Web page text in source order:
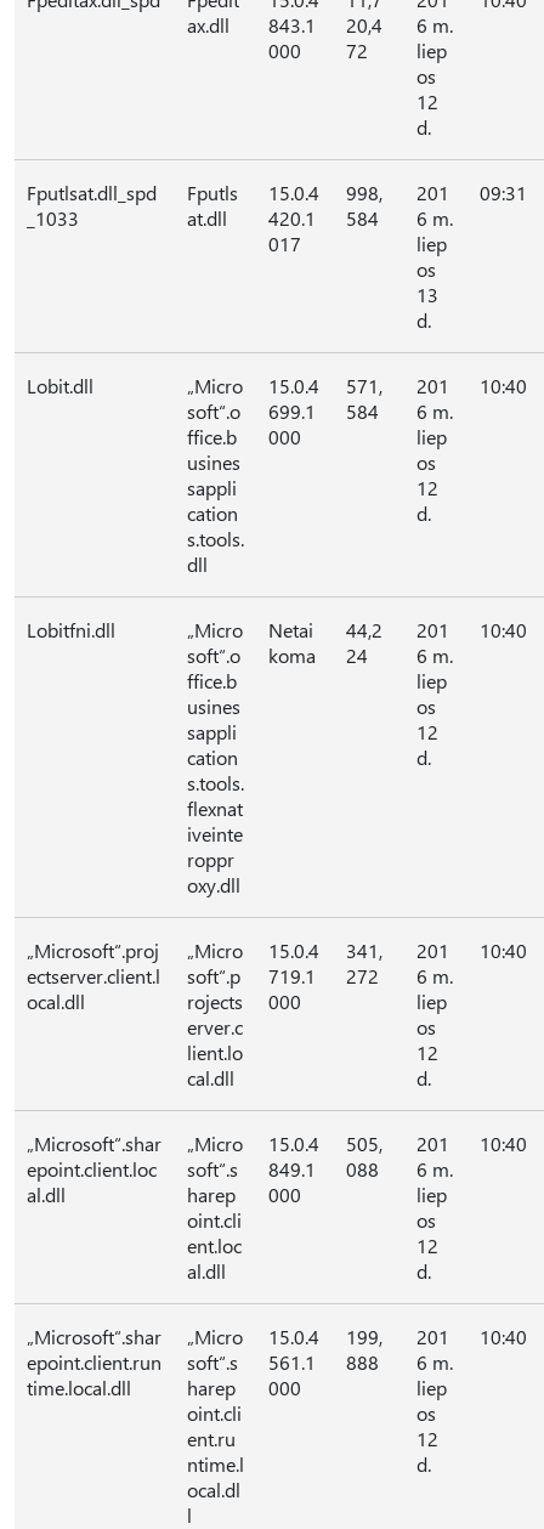
ax.dll
843.1
000
20,4
72
6 m.
liep
os
12
d.
Fputlsat.dll_spd
_1033
Fputls
at.dll
15.0.4
420.1
017
998,
584
201
6 m.
liep
os
13
d.
09:31
Lobit.dll
„Micro
soft“.o
ffice.b
usines
sappli
cation
s.tools.
dll
15.0.4
699.1
000
571,
584
201
6 m.
liep
os
12
d.
10:40
Lobitfni.dll
„Micro
soft“.o
ffice.b
usines
sappli
cation
s.tools.
flexnat
iveinte
roppr
oxy.dll
Netai
koma
44,2
24
201
6 m.
liep
os
12
d.
10:40
„Microsoft“.proj
ectserver.client.l
ocal.dll
„Micro
soft“.p
rojects
erver.c
lient.lo
cal.dll
15.0.4
719.1
000
341,
272
201
6 m.
liep
os
12
d.
10:40
„Microsoft“.shar
epoint.client.loc
al.dll
„Micro
soft“.s
harep
oint.cli
ent.loc
al.dll
15.0.4
849.1
000
505,
088
201
6 m.
liep
os
12
d.
10:40
„Microsoft“.shar
epoint.client.run
time.local.dll
„Micro
soft“.s
harep
oint.cli
ent.ru
ntime.l
ocal.dl
l
15.0.4
561.1
000
199,
888
201
6 m.
liep
os
12
d.
10:40